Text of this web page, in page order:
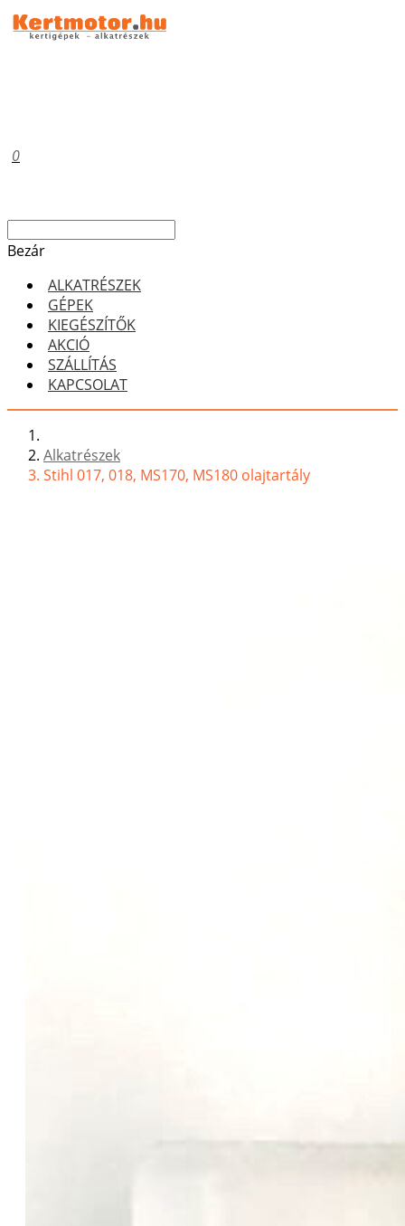
0
Bezár
ALKATRÉSZEK
GÉPEK
KIEGÉSZÍTŐK
AKCIÓ
SZÁLLÍTÁS
KAPCSOLAT
Alkatrészek
Stihl 017, 018, MS170, MS180 olajtartály